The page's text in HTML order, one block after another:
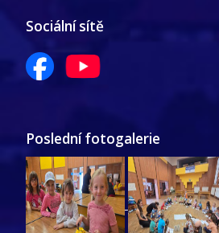
Sociální sítě
Poslední fotogalerie